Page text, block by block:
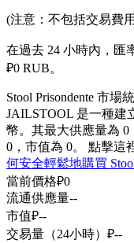
USDC永續
多種以USDC結
(注意：不包括交易費
在過去 24 小時內，匯
₽0 RUB。
Stool Prisondente 市場
JAILSTOOL 是一種建
幣。其最大供應量為
0，市值為 0。 點擊這
何安全輕鬆地購買
當前價格₽0
流通供應量--
市值₽--
交易量（24小時） ₽--